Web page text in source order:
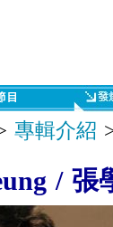
專輯介紹
/ 張